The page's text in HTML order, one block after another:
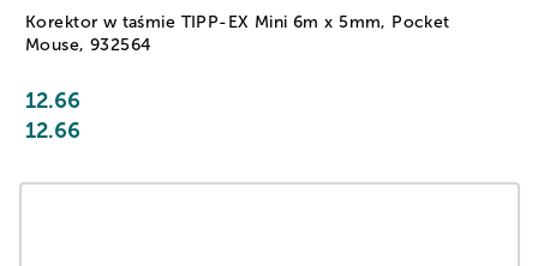
Korektor w taśmie TIPP-EX Mini 6m x 5mm, Pocket
Mouse, 932564
12.66
12.66